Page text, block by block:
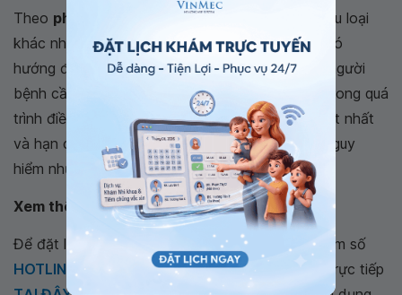
Theo phân loại rung nhĩ
thì bệnh lý này có nhiều loại
khác nhau. Tùy từng loại rung nhĩ mà bác sĩ sẽ có
hướng điều trị phù hợp nhất. Điều quan trọng là người
bệnh cần phối hợp với mọi chỉ định của bác sĩ trong quá
trình điều trị bệnh để đảm bảo hiệu quả trị liệu tốt nhất
và hạn chế nguy cơ dẫn tới những biến chứng nguy
hiểm như đột quỵ, thậm chí tử vong.
Xem thêm: Hướng dẫn chẩn đoán rung nhĩ
Để đặt lịch khám tại viện, Quý khách vui lòng bấm số
HOTLINE , đặt mua GÓI DỊCH VỤhoặc đặt lịch trực tiếp